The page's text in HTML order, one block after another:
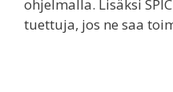
ohjelmalla. Lisäksi
tuettuja, jos ne saa